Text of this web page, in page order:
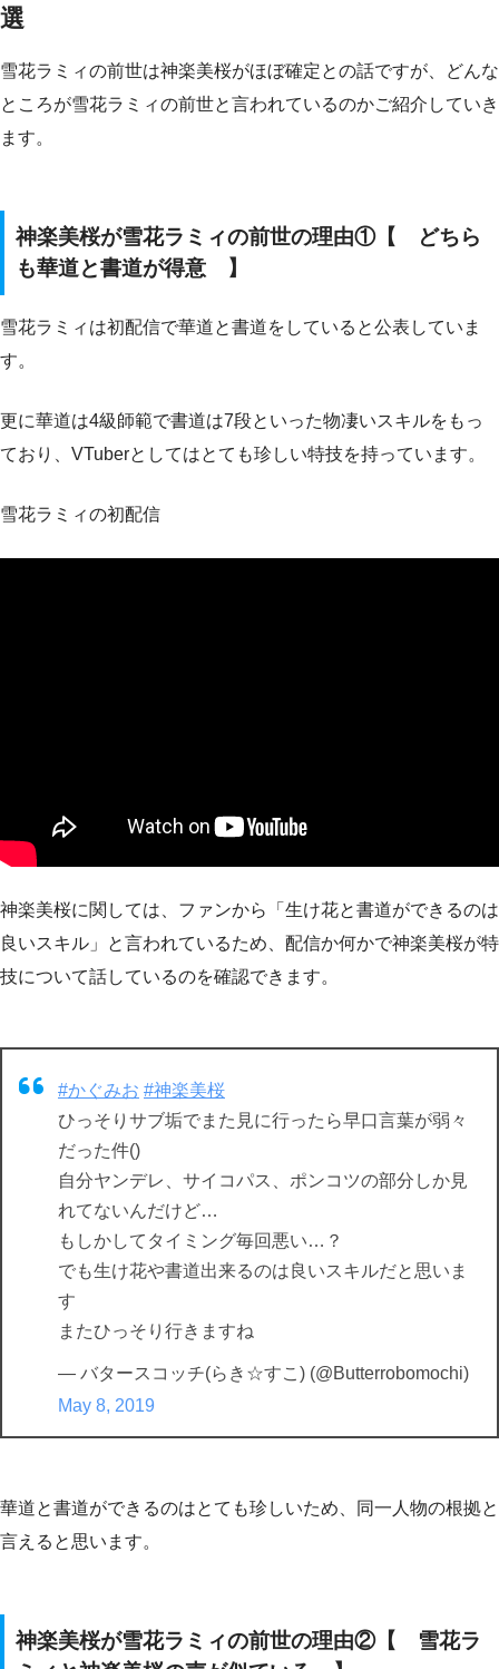
選
雪花ラミィの前世は神楽美桜がほぼ確定との話ですが、どんな
ところが雪花ラミィの前世と言われているのかご紹介していき
ます。
神楽美桜が雪花ラミィの前世の理由①【 どちら
も華道と書道が得意 】
雪花ラミィは初配信で華道と書道をしていると公表していま
す。
更に華道は4級師範で書道は7段といった物凄いスキルをもっ
ており、VTuberとしてはとても珍しい特技を持っています。
雪花ラミィの初配信
神楽美桜に関しては、ファンから「生け花と書道ができるのは
良いスキル」と言われているため、配信か何かで神楽美桜が特
技について話しているのを確認できます。
#かぐみお #神楽美桜
ひっそりサブ垢でまた見に行ったら早口言葉が弱々
だった件()
自分ヤンデレ、サイコパス、ポンコツの部分しか見
れてないんだけど…
もしかしてタイミング毎回悪い…？
でも生け花や書道出来るのは良いスキルだと思いま
す
またひっそり行きますね
— バタースコッチ(らき☆すこ) (@Butterrobomochi)
May 8, 2019
華道と書道ができるのはとても珍しいため、同一人物の根拠と
言えると思います。
神楽美桜が雪花ラミィの前世の理由②【 雪花ラ